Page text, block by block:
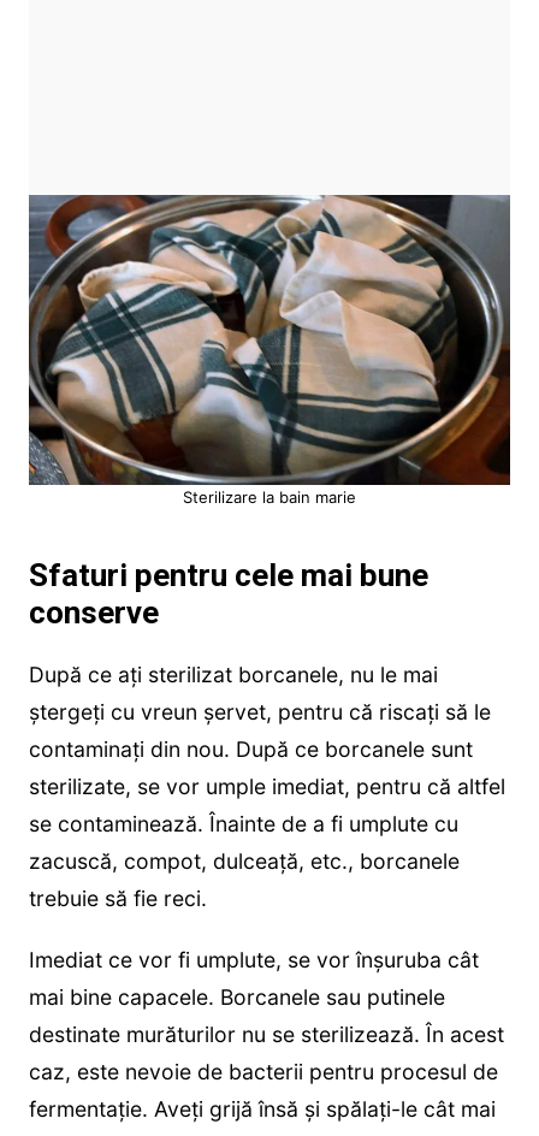
Sterilizare la bain marie
Sfaturi pentru cele mai bune
conserve
După ce ați sterilizat borcanele, nu le mai
ștergeți cu vreun șervet, pentru că riscați să le
contaminați din nou. După ce borcanele sunt
sterilizate, se vor umple imediat, pentru că altfel
se contaminează. Înainte de a fi umplute cu
zacuscă, compot, dulceață, etc., borcanele
trebuie să fie reci.
Imediat ce vor fi umplute, se vor înșuruba cât
mai bine capacele. Borcanele sau putinele
destinate murăturilor nu se sterilizează. În acest
caz, este nevoie de bacterii pentru procesul de
fermentație. Aveți grijă însă și spălați-le cât mai